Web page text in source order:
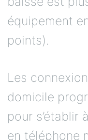
équipement
points).
Les
domicile
pour s’établir
en téléphone